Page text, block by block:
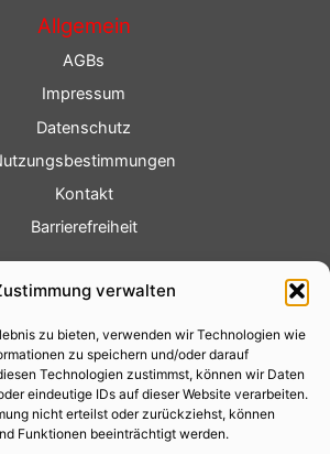
verwalten
zu bieten, verwenden wir Technologien wie
zu speichern und/oder darauf
Technologien zustimmst, können wir Daten
eindeutige IDs auf dieser Website verarbeiten.
nicht erteilst oder zurückziehst, können
Funktionen beeinträchtigt werden.
Allgemein
AGBs
Impressum
Datenschutz
Kontakt
Barrierefreiheit
Fotoservice
Videoservice
Werbung
Contenterstellung
Lokalnachrichten